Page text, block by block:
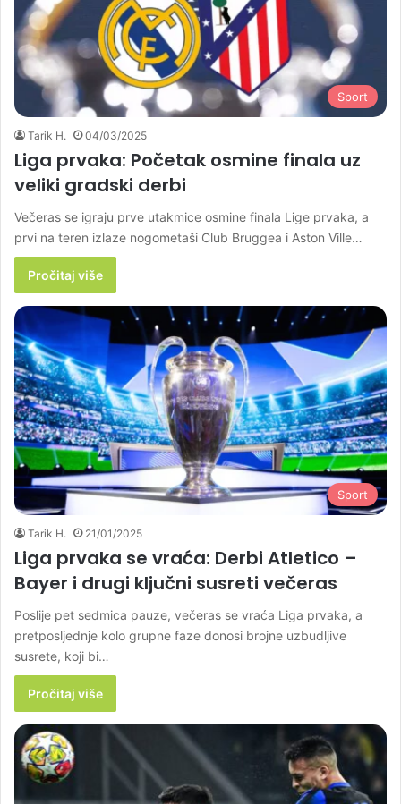
Sport
Tarik H. 04/03/2025
Liga prvaka: Početak osmine finala uz
veliki gradski derbi
Večeras se igraju prve utakmice osmine finala Lige prvaka, a
prvi na teren izlaze nogometaši Club Bruggea i Aston Ville…
Pročitaj više
Sport
Tarik H. 21/01/2025
Liga prvaka se vraća: Derbi Atletico –
Bayer i drugi ključni susreti večeras
Poslije pet sedmica pauze, večeras se vraća Liga prvaka, a
pretposljednje kolo grupne faze donosi brojne uzbudljive
susrete, koji bi…
Pročitaj više